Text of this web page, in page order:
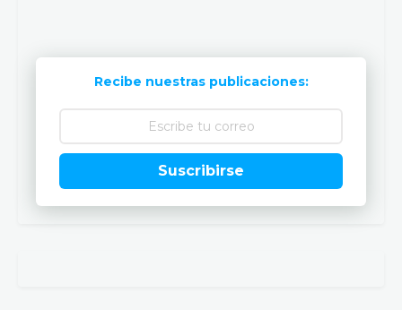
Recibe nuestras publicaciones:
Suscribirse